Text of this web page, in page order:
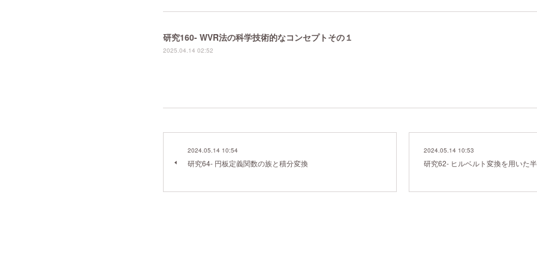
研究160- WVR法の科学技術的なコンセプトその１
2025.04.14 02:52
2024.05.14 10:54
研究64- 円板定義関数の族と積分変換
2024.05.14 10:53
研究62- ヒルベルト変換を用いた